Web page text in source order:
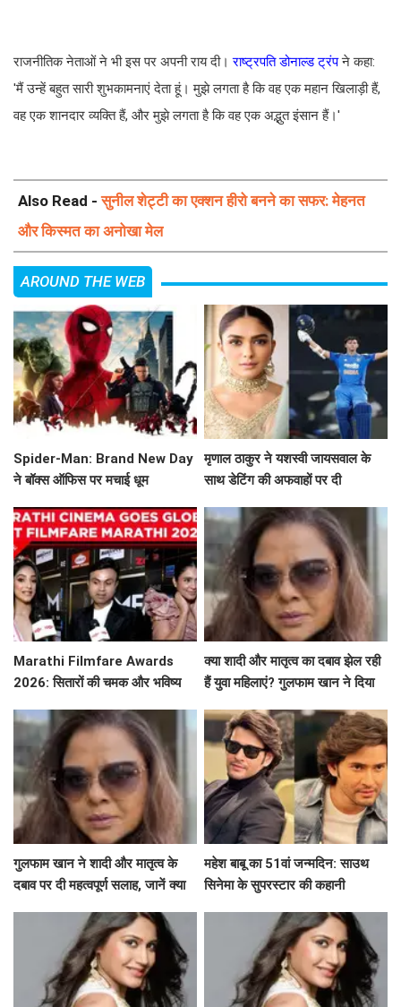
राजनीतिक नेताओं ने भी इस पर अपनी राय दी।राष्ट्रपति डोनाल्ड ट्रंपने कहा:
'मैं उन्हें बहुत सारी शुभकामनाएं देता हूं। मुझे लगता है कि वह एक महान खिलाड़ी हैं,
वह एक शानदार व्यक्ति हैं, और मुझे लगता है कि वह एक अद्भुत इंसान हैं।'
Also Read -सुनील शेट्टी का एक्शन हीरो बनने का सफर: मेहनत
और किस्मत का अनोखा मेल
AROUND THE WEB
Spider-Man: Brand New Day
ने बॉक्स ऑफिस पर मचाई धूम
मृणाल ठाकुर ने यशस्वी जायसवाल के
साथ डेटिंग की अफवाहों पर दी
Marathi Filmfare Awards
2026: सितारों की चमक और भविष्य
क्या शादी और मातृत्व का दबाव झेल रही
हैं युवा महिलाएं? गुलफाम खान ने दिया
गुलफाम खान ने शादी और मातृत्व के
दबाव पर दी महत्वपूर्ण सलाह, जानें क्या
महेश बाबू का 51वां जन्मदिन: साउथ
सिनेमा के सुपरस्टार की कहानी